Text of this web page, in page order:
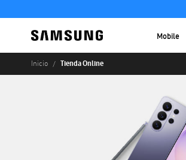
Mobile
Inicio Tienda Online